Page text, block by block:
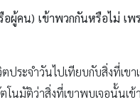
ผู้คน) เข้าพวกกันหรือไม่ เพ
ระจำวันไปเทียบกับสิ่งที่เขาเ
โนมัติว่าสิ่งที่เขาพบเจอนั้นเข้